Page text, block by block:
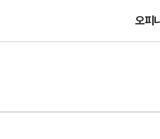
오피